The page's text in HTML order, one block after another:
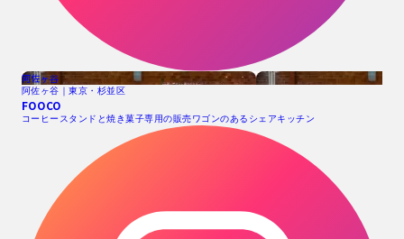
阿佐ヶ谷
阿佐ヶ谷｜東京・杉並区
FOOCO
コーヒースタンドと焼き菓子専用の販売ワゴンのあるシェアキッチン